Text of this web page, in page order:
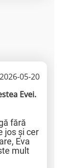
2026-05-20
Evei.
fără
jos și cer
Eva
mult